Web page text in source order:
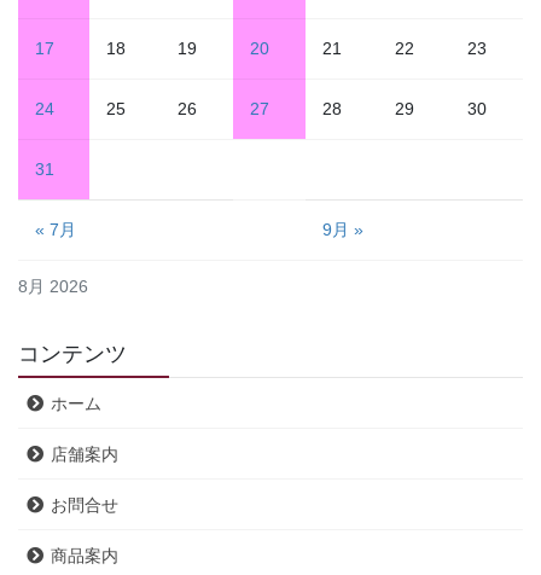
8月 2026
17 18 19 20 21 22 23
24 25 26 27 28 29 30
31
« 7月 9月 »
コンテンツ
ホーム
店舗案内
お問合せ
商品案内